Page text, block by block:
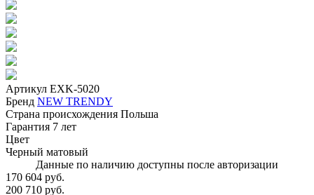
Артикул EXK-5020
Бренд NEW TRENDY
Страна происхождения Польша
Гарантия 7 лет
Цвет
Черный матовый
Данные по наличию доступны после авторизации
170 604 руб.
200 710 руб.